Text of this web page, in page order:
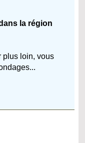
la région
plus loin, vous